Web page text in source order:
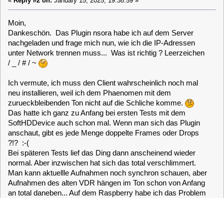
Bei Xineliboutput trat der Fehler zwar nicht auf, aber dafür
dem HDMI-Ausgang auf dem nur der MLD mit seinem
Statusbild erscheint.
Und auf dem VGA-Ausgang ist dann natuerlich auch kein
Ton. :-(
Kann ich das irgendwie ändern, dass auch Xineliboutput mit
Bild & Ton den HDMI-Ausgang benutzt?
clausmuus Posts: 21462
MLD 5.2 Server-Host Communication unsauber
«Reply #3 on:January 15, 2025, 21:36:10 »
Beim nsora müssen die IP Adressen durch Leerzeichen
getrennt werden.
Wenn Du mehrere Bildschirme hast, kannst Du im Setup
einstellen, welcher der Hauptbildschirm ist. Dieser wird für die
VDR Ausgabe verwendet. Und auch der Soundkarten
Ausgang lässt sich im Setup wählen.